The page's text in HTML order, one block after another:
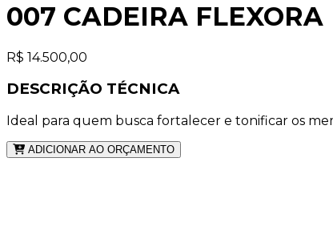
007 CADEIRA FLEXORA
R$ 14.500,00
DESCRIÇÃO TÉCNICA
Ideal para quem busca fortalecer e tonificar os
ADICIONAR AO ORÇAMENTO